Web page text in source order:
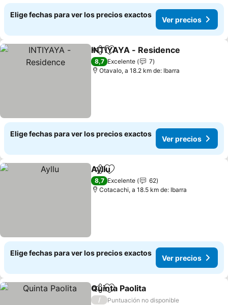
Elige fechas para ver los precios exactos
Ver precios
CompartirAgregar a favoritos
INTIYAYA - Residence
8,7 Excelente
7
Otavalo, a 18.2 km de: Ibarra
Elige fechas para ver los precios exactos
Ver precios
CompartirAgregar a favoritos
Ayllu
8,7 Excelente
62
Cotacachi, a 18.5 km de: Ibarra
Elige fechas para ver los precios exactos
Ver precios
CompartirAgregar a favoritos
Quinta Paolita
/ Puntuación no disponible